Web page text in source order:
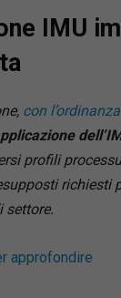
IMU
con
profili
richiesti
settore.
approfondire